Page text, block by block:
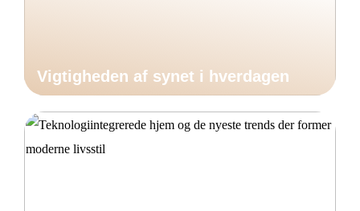
Vigtigheden af synet i hverdagen